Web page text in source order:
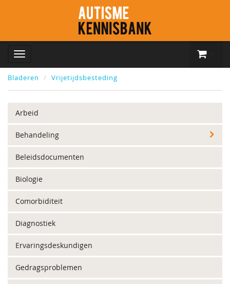
Bladeren Vrijetijdsbesteding
Arbeid
Behandeling
Beleidsdocumenten
Biologie
Comorbiditeit
Diagnostiek
Ervaringsdeskundigen
Gedragsproblemen